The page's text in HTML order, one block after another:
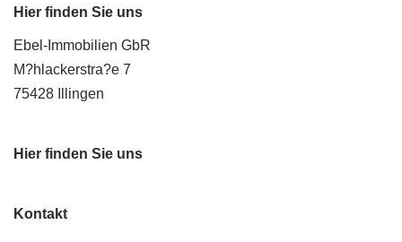
Hier finden Sie uns
Ebel-Immobilien GbR
M?hlackerstra?e 7
75428 Illingen
Hier finden Sie uns
Kontakt